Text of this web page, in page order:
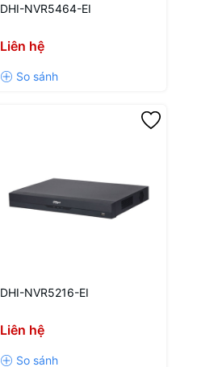
DHI-NVR5464-EI
Liên hệ
DHI-NVR5216-EI
Liên hệ